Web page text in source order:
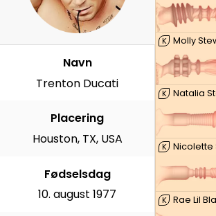
K Molly
K Natalia
K Nicolette
K Rae Lil
Navn
Trenton Ducati
Placering
Houston, TX, USA
Fødselsdag
10. august 1977